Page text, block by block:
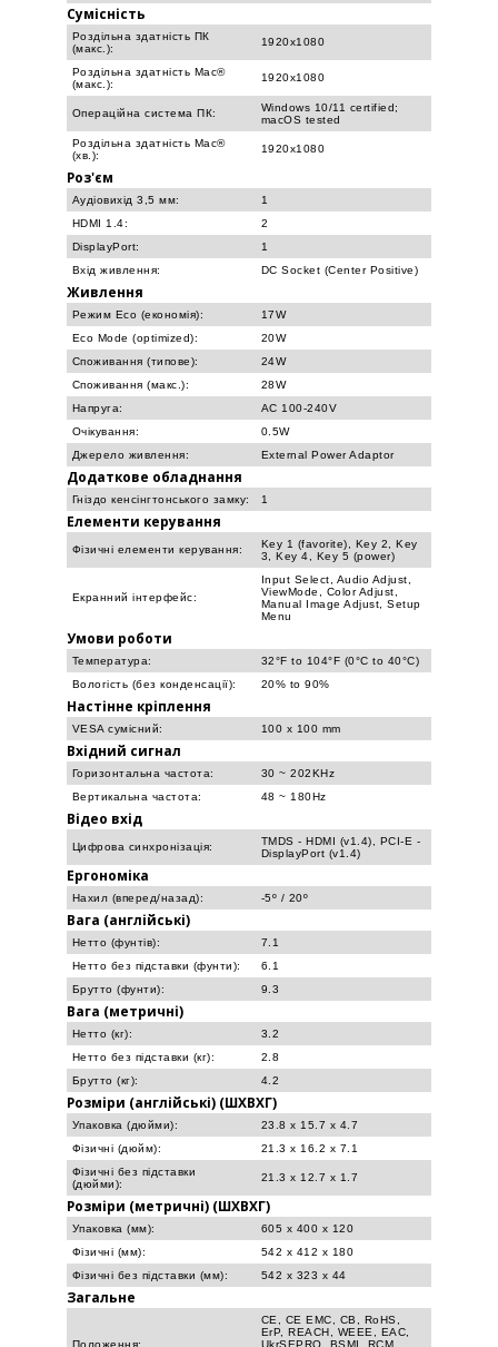
Сумісність
Роздільна здатність ПК
(макс.):
1920x1080
Роздільна здатність Mac®
(макс.):
1920x1080
Операційна система ПК:
Windows 10/11 certified;
macOS tested
Роздільна здатність Mac®
(хв.):
1920x1080
Роз'єм
Аудіовихід 3,5 мм:
1
HDMI 1.4:
2
DisplayPort:
1
Вхід живлення:
DC Socket (Center Positive)
Живлення
Режим Eco (економія):
17W
Eco Mode (optimized):
20W
Споживання (типове):
24W
Споживання (макс.):
28W
Напруга:
AC 100-240V
Очікування:
0.5W
Джерело живлення:
External Power Adaptor
Додаткове обладнання
Гніздо кенсінгтонського замку: 1
Елементи керування
Фізичні елементи керування:
Key 1 (favorite), Key 2, Key
3, Key 4, Key 5 (power)
Екранний інтерфейс:
Input Select, Audio Adjust,
ViewMode, Color Adjust,
Manual Image Adjust, Setup
Menu
Умови роботи
Температура:
32°F to 104°F (0°C to 40°C)
Вологість (без конденсації):
20% to 90%
Настінне кріплення
VESA сумісний: 100 x 100 mm
Вхідний сигнал
Горизонтальна частота:
30 ~ 202KHz
Вертикальна частота:
48 ~ 180Hz
Відео вхід
Цифрова синхронізація:
TMDS - HDMI (v1.4), PCI-E -
DisplayPort (v1.4)
Ергономіка
Нахил (вперед/назад): -5º / 20º
Вага (англійські)
Нетто (фунтів):
7.1
Нетто без підставки (фунти):
6.1
Брутто (фунти):
9.3
Вага (метричні)
Нетто (кг):
3.2
Нетто без підставки (кг):
2.8
Брутто (кг):
4.2
Розміри (англійські) (ШXВXГ)
Упаковка (дюйми):
23.8 x 15.7 x 4.7
Фізичні (дюйм):
21.3 x 16.2 x 7.1
Фізичні без підставки
(дюйми):
21.3 x 12.7 x 1.7
Розміри (метричні) (ШXВXГ)
Упаковка (мм):
605 x 400 x 120
Фізичні (мм):
542 x 412 x 180
Фізичні без підставки (мм):
542 x 323 x 44
Загальне
CE, CE EMC, CB, RoHS,
ErP, REACH, WEEE, EAC,